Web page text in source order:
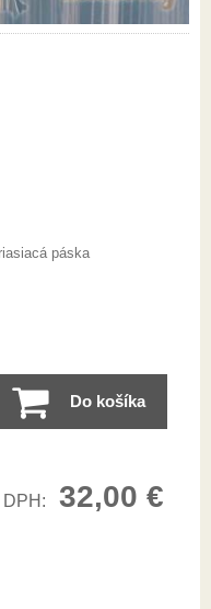
páska
Do košíka
32,00 €